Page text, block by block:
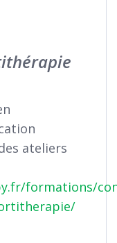
ateliers
formations/